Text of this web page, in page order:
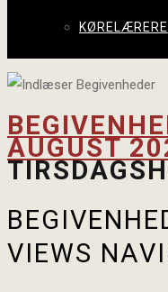
KØRELÆRERE
AUGUST
VIEWS